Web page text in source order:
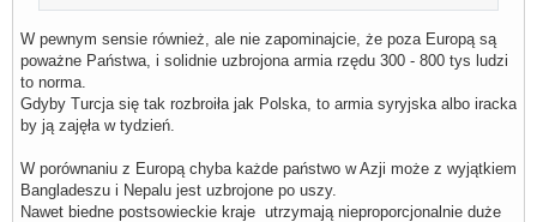
W pewnym sensie również, ale nie zapominajcie, że poza Europą są
poważne Państwa, i solidnie uzbrojona armia rzędu 300 - 800 tys ludzi
to norma.
Gdyby Turcja się tak rozbroiła jak Polska, to armia syryjska albo iracka
by ją zajęła w tydzień.
W porównaniu z Europą chyba każde państwo w Azji może z wyjątkiem
Bangladeszu i Nepalu jest uzbrojone po uszy.
Nawet biedne postsowieckie kraje utrzymają nieproporcjonalnie duże